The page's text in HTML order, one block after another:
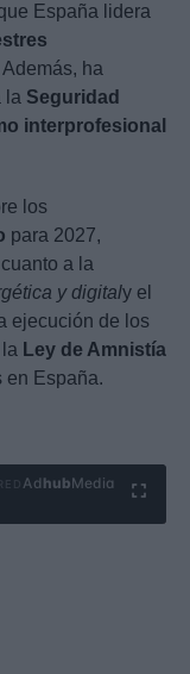
España lidera
ha
la Seguridad
interprofesional
los
para 2027,
a la
y digitaly el
ejecución de los
Ley de Amnistía
en España.
Ad hubMedia